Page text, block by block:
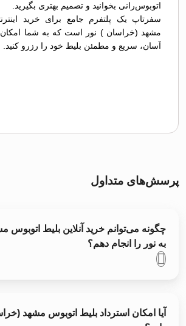
اتوبوس‌رانی بخوانید و تصمیم بهتری بگیرید.
سفرتاپ یک پلتفرم جامع برای خرید
مشهد (خراسان ) نور است که به شما
آسان، سریع و مطمئن بلیط خود را رزرو کنید.
پرسش‌های متداول
چگونه می‌توانم خرید آنلاین بلیط
به نور را انجام دهم؟
آیا امکان استرداد بلیط اتوبوس مشهد